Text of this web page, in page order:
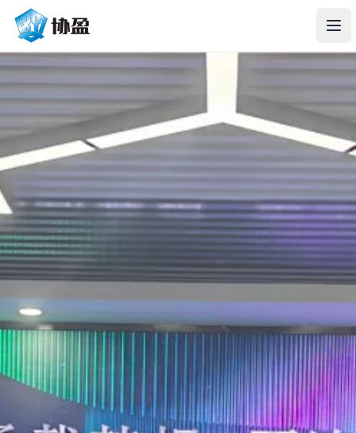
协盈智慧
打